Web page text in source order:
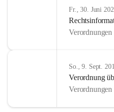
Fr., 30. Juni
Verordnungen
So., 9. Sept.
Verordnung
Verordnungen